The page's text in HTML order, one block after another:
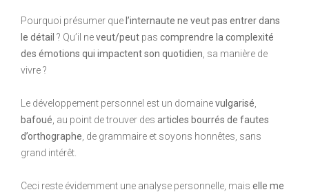
Pourquoi présumer que l’internaute ne veut pas entrer dans
le détail ? Qu’il neveut/peut pas comprendre la complexité
des émotions qui impactent son quotidien , sa manière de
vivre ?
Le développement personnel est un domainevulgarisé
bafoué , au point de trouver des articles bourrés de fautes
d’orthographe , de grammaire et soyons honnêtes, sans
grand intérêt.
Ceci reste évidemment une analyse personnelle, mais elle me